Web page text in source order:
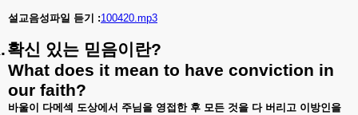
설교음성파일 듣기 :100420.mp3
확신 있는 믿음이란?
What does it mean to have conviction in
our faith?
바울이 다메섹 도상에서 주님을 영접한 후 모든 것을 다 버리고 이방인을